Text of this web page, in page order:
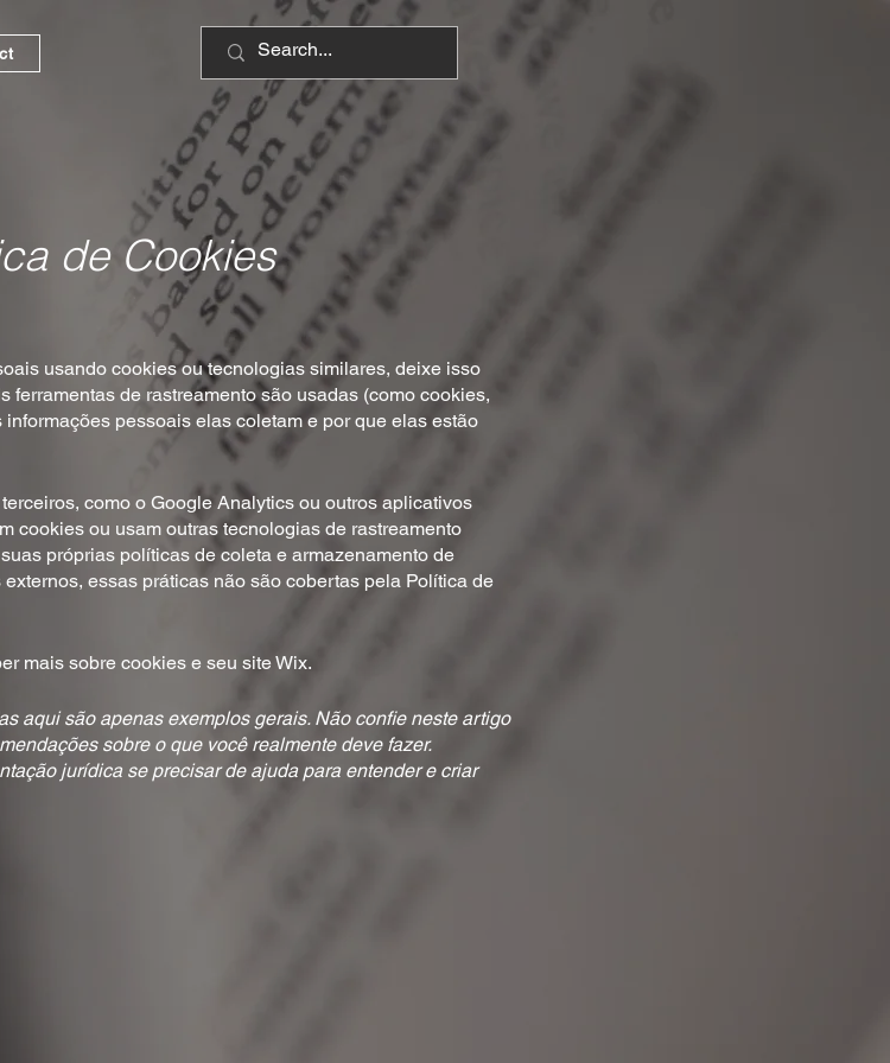
de Cookies
usando cookies ou tecnologias similares, deixe isso
ferramentas de rastreamento são usadas (como cookies,
pessoais elas coletam e por que elas estão
como o Google Analytics ou outros aplicativos
cookies ou usam outras tecnologias de rastreamento
próprias políticas de coleta e armazenamento de
essas práticas não são cobertas pela Política de
mais sobre cookies e seu site Wix.
aqui são apenas exemplos gerais. Não confie neste artigo
sobre o que você realmente deve fazer.
jurídica se precisar de ajuda para entender e criar